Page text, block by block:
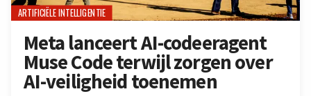
ARTIFICIËLE INTELLIGENTIE
Meta lanceert AI-codeeragent
Muse Code terwijl zorgen over
AI-veiligheid toenemen